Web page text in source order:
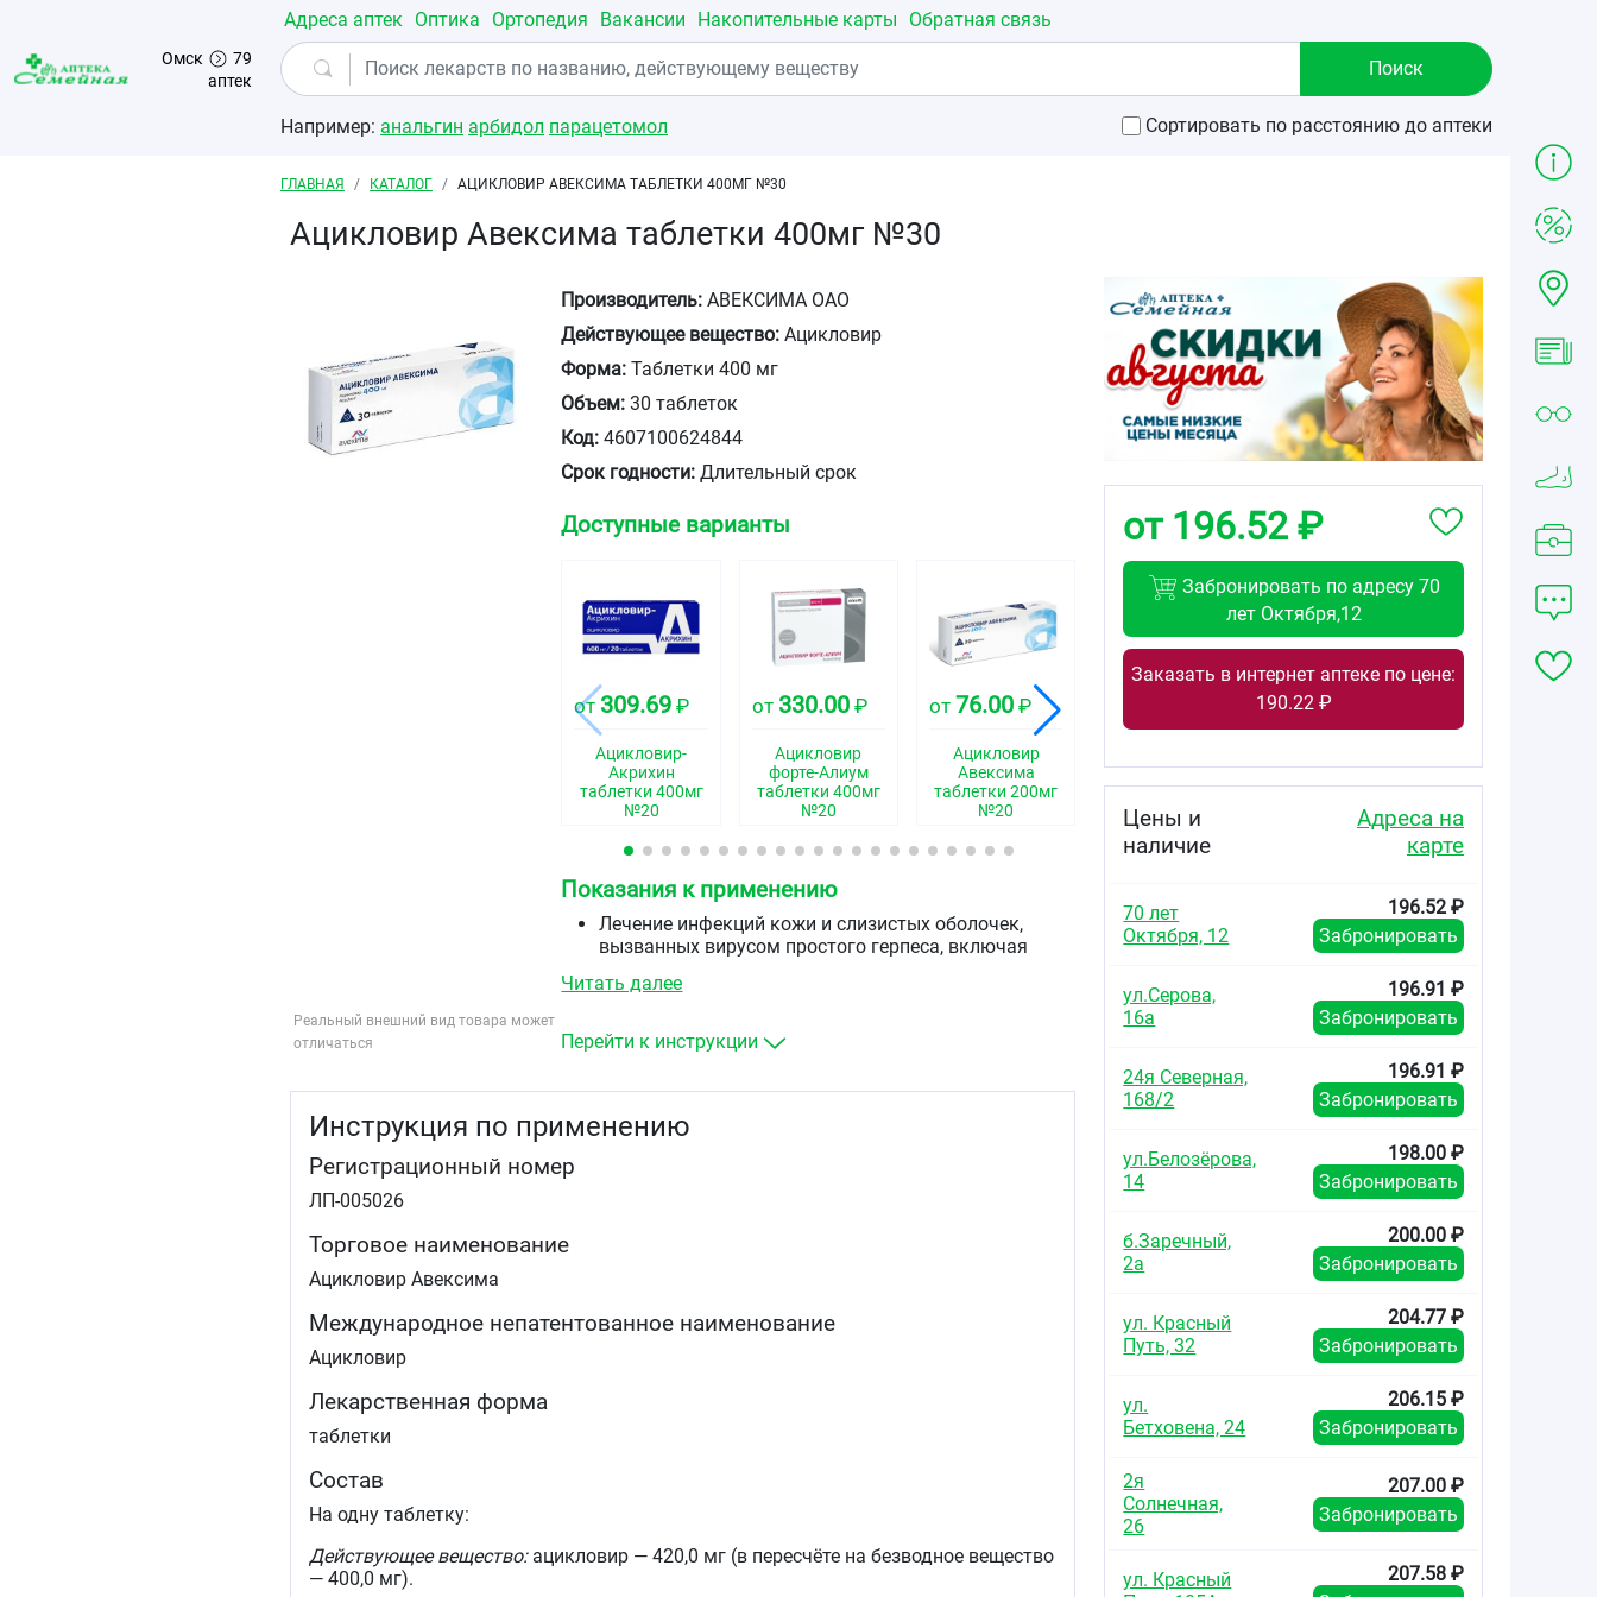
Перейти к основному содержанию
Омск
79
аптек
Адреса аптек Оптика Ортопедия Вакансии Накопительные карты Обратная связь
Например: анальгин арбидол парацетомол Сортировать по расстоянию до аптеки
Строка навигации
ГЛАВНАЯ КАТАЛОГ АЦИКЛОВИР АВЕКСИМА ТАБЛЕТКИ 400МГ №30
Ацикловир Авексима таблетки 400мг №30
Реальный внешний вид товара может
отличаться
Производитель: АВЕКСИМА ОАО
Действующее вещество: Ацикловир
Форма: Таблетки 400 мг
Объем: 30 таблеток
Код: 4607100624844
Срок годности: Длительный срок
Доступные варианты
от 309.69 ₽
Ацикловир-
Акрихин
таблетки 400мг
№20
от 330.00₽
Ацикловир
форте-Алиум
таблетки 400мг
№20
от76.00 ₽
Ацикловир
Авексима
таблетки 200мг
№20
Авексима
таблетки 400мг
№20
от179.26
Белупо таблетки
покрытые
пленочной
оболочкой
Белупо таблетки
Показания к применению
Лечение инфекций кожи и слизистых оболочек,
вызванных вирусом простого герпеса, включая
Профилактика рецидивов инфекций, вызванных
нормальным иммунным статусом.
(раннее лечение опоясывающего герпеса
Читать далее
Перейти к инструкции
Инструкция по применению
Регистрационный номер
ЛП-005026
Торговое наименование
Ацикловир Авексима
Международное непатентованное наименование
Ацикловир
Лекарственная форма
таблетки
Состав
На одну таблетку:
Действующее вещество:ацикловир — 420,0 мг (в пересчёте на безводное вещество
— 400,0 мг).
от 196.52 ₽
Забронировать по адресу 70
лет Октября,12
Заказать в интернет аптеке по цене:
190.22 ₽
Цены и
наличие
Адреса на
карте
70 лет
Октября, 12
196.52 ₽
Забронировать
ул.Серова,
16а
196.91 ₽
Забронировать
24я Северная,
168/2
196.91 ₽
Забронировать
ул.Белозёрова,
14
198.00 ₽
Забронировать
б.Заречный,
2а
200.00 ₽
Забронировать
ул. Красный
Путь, 32
204.77 ₽
Забронировать
ул.
Бетховена, 24
206.15 ₽
Забронировать
2я
Солнечная,
26
207.00 ₽
Забронировать
ул. Красный
207.58 ₽